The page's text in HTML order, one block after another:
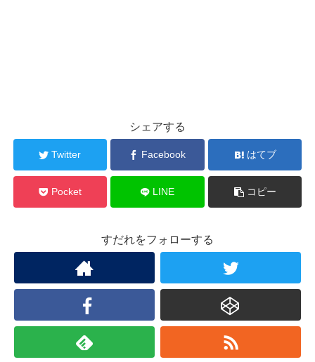
シェアする
Twitter Facebook はてブ
Pocket LINE コピー
すだれをフォローする